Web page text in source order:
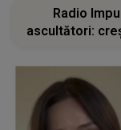
Radio
ascultători: